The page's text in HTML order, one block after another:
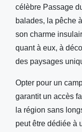
célèbre Passage
balades, la pêche
son charme
quant à eux, à
des paysages
Opter pour un
garantit un accès
la région sans
peut être dédiée à